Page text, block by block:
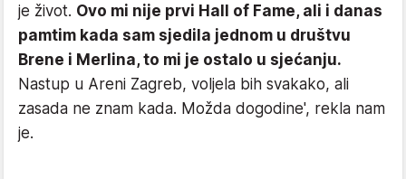
je život. Ovo mi nije prvi Hall of Fame, ali i danas
pamtim kada sam sjedila jednom u društvu
Brene i Merlina, to mi je ostalo u sjećanju.
Nastup u Areni Zagreb, voljela bih svakako, ali
zasada ne znam kada. Možda dogodine', rekla nam
je.